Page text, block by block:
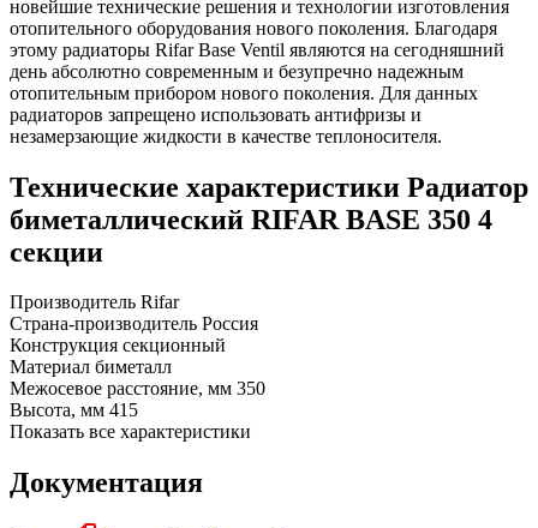
новейшие технические решения и технологии изготовления
отопительного оборудования нового поколения. Благодаря
этому радиаторы Rifar Base Ventil являются на сегодняшний
день абсолютно современным и безупречно надежным
отопительным прибором нового поколения. Для данных
радиаторов запрещено использовать антифризы и
незамерзающие жидкости в качестве теплоносителя.
Технические характеристики Радиатор
биметаллический RIFAR BASE 350 4
секции
Производитель Rifar
Страна-производитель Россия
Конструкция секционный
Материал биметалл
Межосевое расстояние, мм 350
Высота, мм 415
Показать все характеристики
Документация